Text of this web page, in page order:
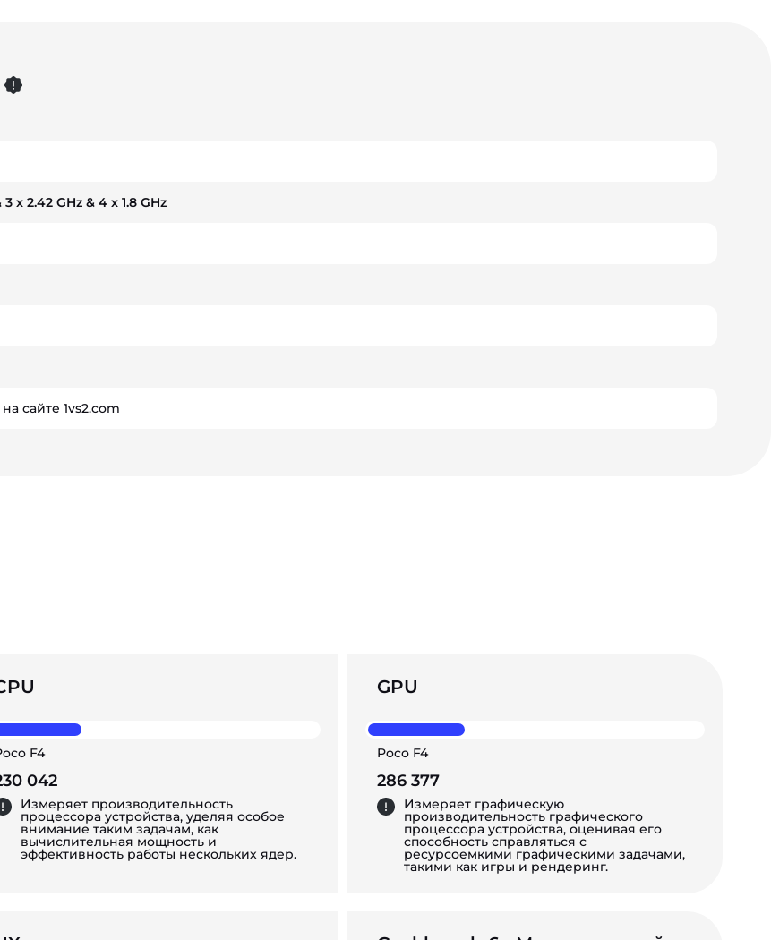
3 x 2.42 GHz & 4 x 1.8 GHz
сайте 1vs2.com
F4
042
Измеряет производительность
процессора устройства, уделяя особое
внимание таким задачам, как
вычислительная мощность и
эффективность работы нескольких ядер.
GPU
Poco F4
286 377
Измеряет графическую
производительность графического
процессора устройства, оценивая его
способность справляться с
ресурсоемкими графическими задачами,
такими как игры и рендеринг.